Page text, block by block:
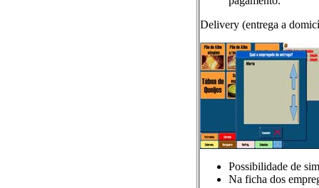
Delivery (entrega a
Possibilidade de
Na ficha dos